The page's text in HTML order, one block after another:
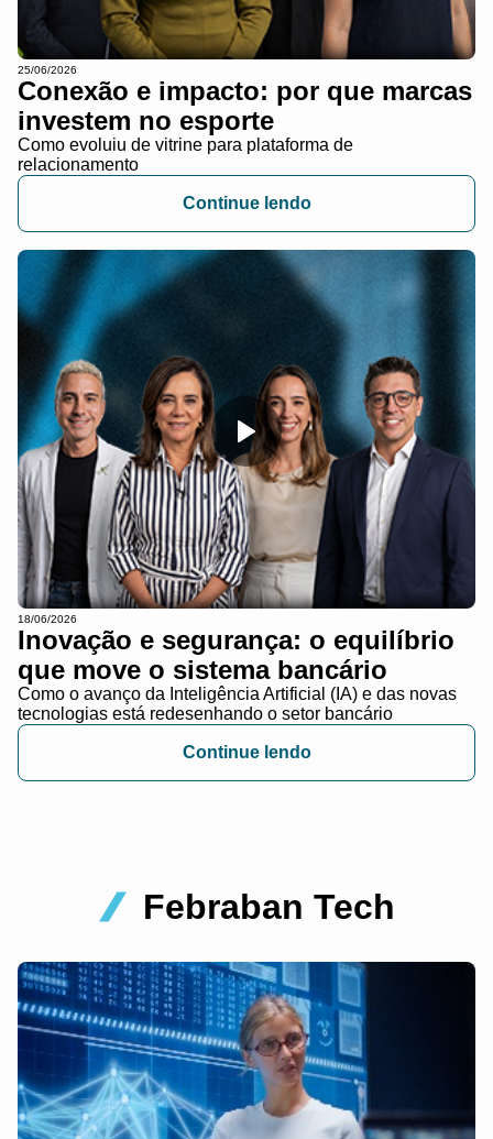
25/06/2026
Conexão e impacto: por que marcas
investem no esporte
Como evoluiu de vitrine para plataforma de
relacionamento
Continue lendo
18/06/2026
Inovação e segurança: o equilíbrio
que move o sistema bancário
Como o avanço da Inteligência Artificial (IA) e das novas
tecnologias está redesenhando o setor bancário
Continue lendo
Febraban Tech